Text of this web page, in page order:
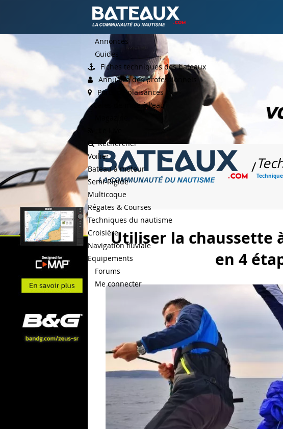
Annonces
Guides
Fiches techniques des bateaux
Annuaire des professionnels
Ports de plaisances
Cales de mise à l'eau
Rechercher
Voilier
Bateau à moteur
Semi-Rigide
Multicoque
Régates & Courses
Techniques du nautisme
Croisière
Navigation fluviale
Equipements
Forums
Me connecter
/
Techniques du nautisme
Construction
Batterie Cartographie
Médical Noeud marin
Règles de priorités
Utiliser la chaussette
en 4